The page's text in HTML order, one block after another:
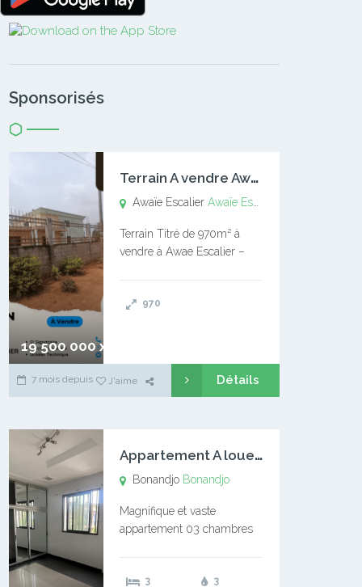
Sponsorisés
19 500 000 xaf
T
errain A vendre Awaïe Escalier
Awaïe EscalierAwaïe Escalier
Terrain Titré de 970m² à
vendre à Awae Escalier –
l’Université Catholique –
970
7 mois depuis J'aime Détails
A
ppartement A louer Bonandjo
Bonandjo Bonandjo
Magnifique et vaste
appartement 03 chambres
douches 01 vaste salon 01
3
3